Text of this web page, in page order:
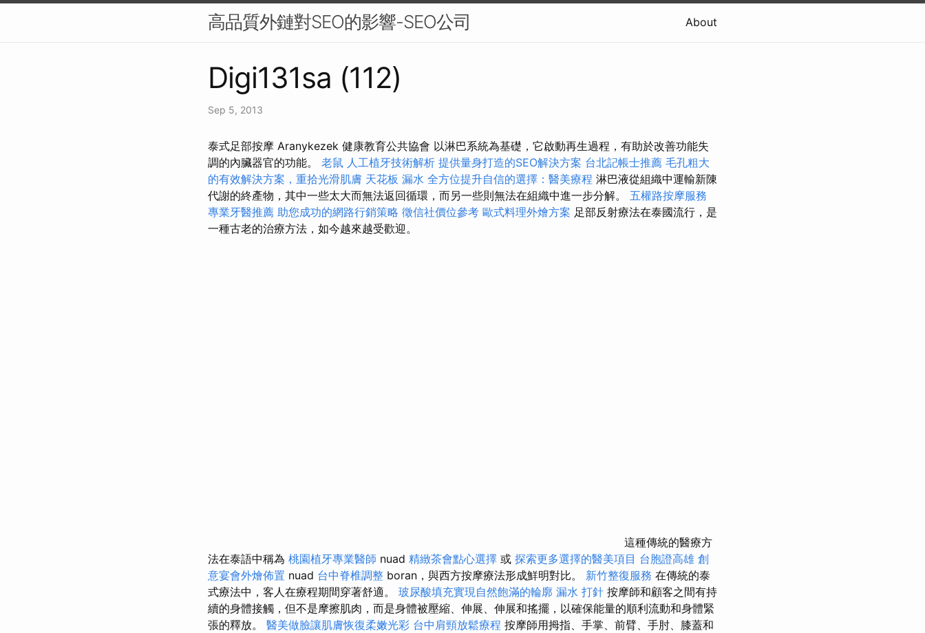
高品質外鏈對SEO的影響-SEO公司 About
Digi131sa (112)
Sep 5, 2013
泰式足部按摩 Aranykezek 健康教育公共協會 以淋巴系統為基礎，它啟動再生過程，有助於改善功能失
調的內臟器官的功能。 老鼠 人工植牙技術解析 提供量身打造的SEO解決方案 台北記帳士推薦 毛孔粗大
的有效解決方案，重拾光滑肌膚 天花板 漏水 全方位提升自信的選擇：醫美療程 淋巴液從組織中運輸新陳
代謝的終產物，其中一些太大而無法返回循環，而另一些則無法在組織中進一步分解。 五權路按摩服務
專業牙醫推薦 助您成功的網路行銷策略 徵信社價位參考 歐式料理外燴方案 足部反射療法在泰國流行，是
一種古老的治療方法，如今越來越受歡迎。
這種傳統的醫療方
法在泰語中稱為 桃園植牙專業醫師 nuad 精緻茶會點心選擇 或 探索更多選擇的醫美項目 台胞證高雄 創
意宴會外燴佈置 nuad 台中脊椎調整 boran，與西方按摩療法形成鮮明對比。 新竹整復服務 在傳統的泰
式療法中，客人在療程期間穿著舒適。 玻尿酸填充實現自然飽滿的輪廓 漏水 打針 按摩師和顧客之間有持
續的身體接觸，但不是摩擦肌肉，而是身體被壓縮、伸展、伸展和搖擺，以確保能量的順利流動和身體緊
張的釋放。 醫美做臉讓肌膚恢復柔嫩光彩 台中肩頸放鬆療程 按摩師用拇指、手掌、前臂、手肘、膝蓋和